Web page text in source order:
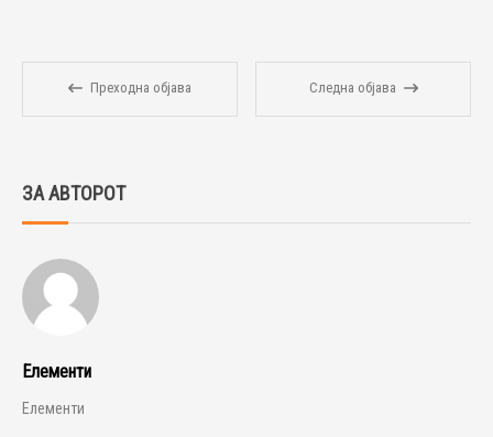
Преходна објава Следна објава
ЗА АВТОРОТ
Елементи
Елементи